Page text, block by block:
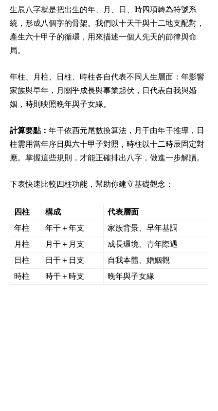
生辰八字就是把出生的年、月、日、時四項轉為符號系
統，形成八個字的骨架。我們以十天干與十二地支配對，
產生六十甲子的循環，用來描述一個人先天的節律與命
局。
年柱、月柱、日柱、時柱各自代表不同人生層面：年影響
家族與早年，月關乎成長與事業起伏，日代表自我與婚
姻，時則映照晚年與子女緣。
計算要點： 年干依西元尾數換算法，月干由年干推導，日
柱需用當年序日與六十甲子對照，時柱以十二時辰固定對
應。掌握這些規則，才能正確排出八字，做進一步解讀。
下表快速比較四柱功能，幫助你建立基礎觀念：
四柱 構成
代表層面
年柱
年干＋年支
家族背景、早年基調
月柱
月干＋月支
成長環境、青年際遇
日柱
日干＋日支
自我本體、婚姻觀
時柱
時干＋時支 晚年與子女緣